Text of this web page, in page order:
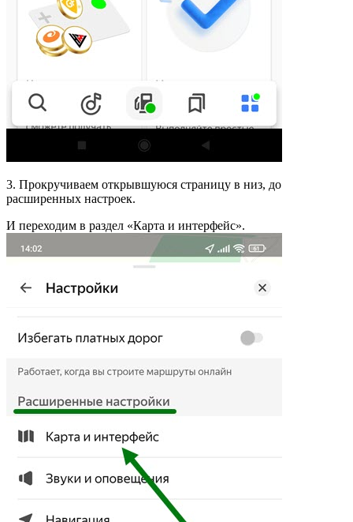
3. Прокручиваем открывшуюся страницу в низ, до
расширенных настроек.
И переходим в раздел «Карта и интерфейс».